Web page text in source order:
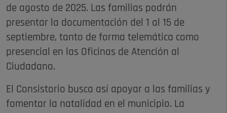
de agosto de 2025. Las familias podrán
presentar la documentación del 1 al 15 de
septiembre, tanto de forma telemática como
presencial en las Oficinas de Atención al
Ciudadano.
El Consistorio busca así apoyar a las familias y
fomentar la natalidad en el municipio. La